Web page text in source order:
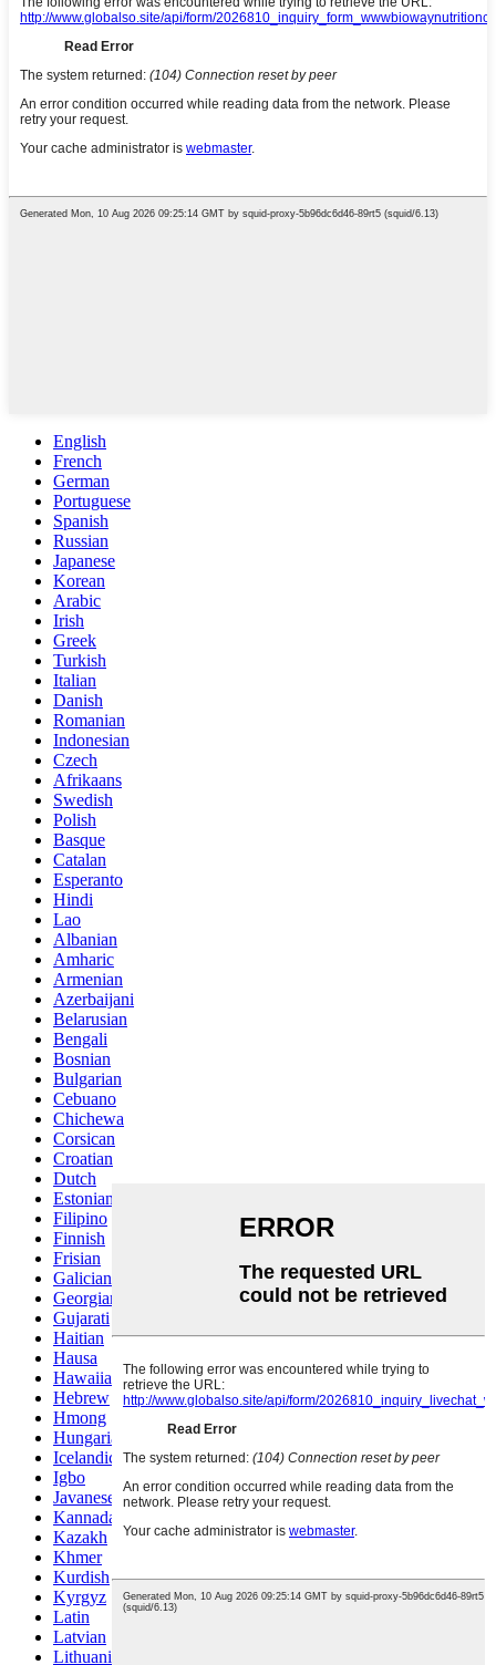
English
French
German
Portuguese
Spanish
Russian
Japanese
Korean
Arabic
Irish
Greek
Turkish
Italian
Danish
Romanian
Indonesian
Czech
Afrikaans
Swedish
Polish
Basque
Catalan
Esperanto
Hindi
Lao
Albanian
Amharic
Armenian
Azerbaijani
Belarusian
Bengali
Bosnian
Bulgarian
Cebuano
Chichewa
Corsican
Croatian
Dutch
Estonian
Filipino
Finnish
Frisian
Galician
Georgian
Gujarati
Haitian
Hausa
Hawaiian
Hebrew
Hmong
Hungarian
Icelandic
Igbo
Javanese
Kannada
Kazakh
Khmer
Kurdish
Kyrgyz
Latin
Latvian
Lithuanian